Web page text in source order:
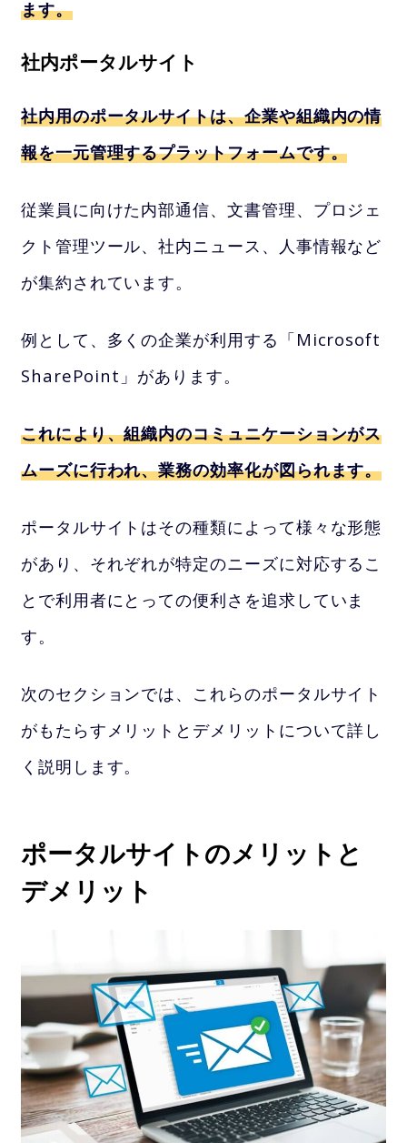
ます。
社内ポータルサイト
社内用のポータルサイトは、企業や組織内の情
報を一元管理するプラットフォームです。
従業員に向けた内部通信、文書管理、プロジェ
クト管理ツール、社内ニュース、人事情報など
が集約されています。
例として、多くの企業が利用する「Microsoft
SharePoint」があります。
これにより、組織内のコミュニケーションがス
ムーズに行われ、業務の効率化が図られます。
ポータルサイトはその種類によって様々な形態
があり、それぞれが特定のニーズに対応するこ
とで利用者にとっての便利さを追求していま
す。
次のセクションでは、これらのポータルサイト
がもたらすメリットとデメリットについて詳し
く説明します。
ポータルサイトのメリットと
デメリット